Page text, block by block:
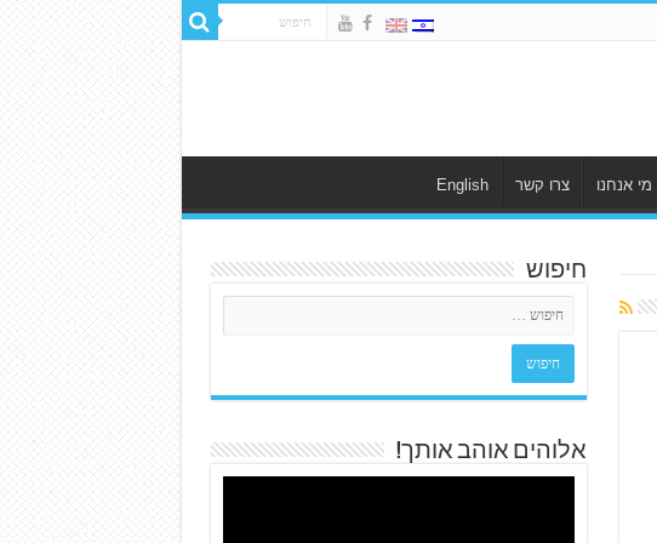
מי אנחנו צרו קשר English
חיפוש
אלוהים אוהב אותך!